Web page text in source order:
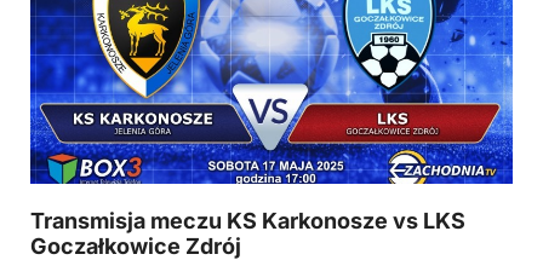
Transmisja meczu KS Karkonosze vs LKS
Goczałkowice Zdrój